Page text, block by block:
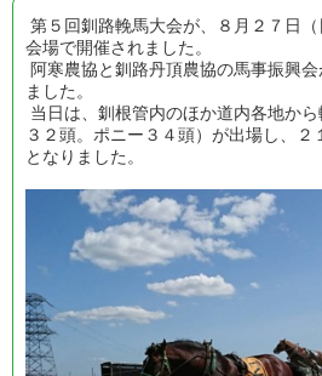
第５回釧路輓馬大会が、８月２７日
会場で開催されました。
阿寒農協と釧路丹頂農協の馬事振興
ました。
当日は、釧根管内のほか道内各地か
３２頭。ポニー３４頭）が出場し、
となりました。